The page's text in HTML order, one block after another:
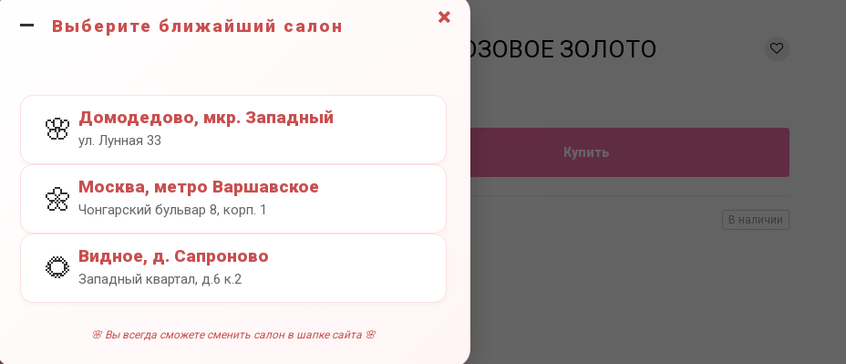
×
Выберите ближайший салон
🌸 Домодедово, мкр. Западный
ул. Лунная 33
🌼 Москва, метро Варшавское
Чонгарский бульвар 8, корп. 1
🌻 Видное, д. Сапроново
Западный квартал, д.6 к.2
🌸 Вы всегда сможете сменить салон в шапке сайта 🌸
ЦИФРА 0 РОЗОВОЕ ЗОЛОТО
1300₽
Купить
В наличии